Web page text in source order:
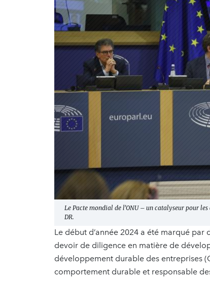
Le Pacte mondial de l’ONU – un catalyseur pour
DR.
Le début d’année 2024 a été marqué
devoir de diligence en matière de
développement durable des entreprises
comportement durable et responsable